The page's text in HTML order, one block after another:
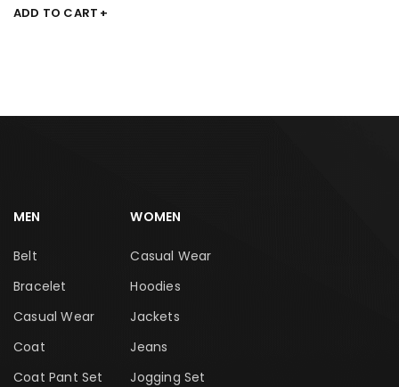
ADD TO CART
MEN
Belt
Bracelet
Casual Wear
Coat
Coat Pant Set
WOMEN
Casual Wear
Hoodies
Jackets
Jeans
Jogging Set